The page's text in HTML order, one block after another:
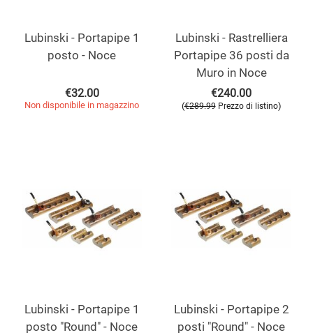
Lubinski - Portapipe 1
posto - Noce
€32.00
Non disponibile in magazzino
Lubinski - Rastrelliera
Portapipe 36 posti da
Muro in Noce
€240.00
(€289.99 Prezzo di listino)
Lubinski - Portapipe 1
posto "Round" - Noce
Lubinski - Portapipe 2
posti "Round" - Noce